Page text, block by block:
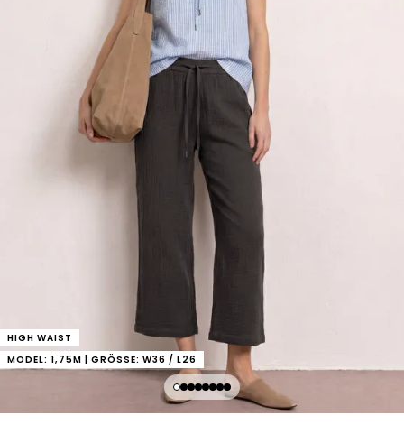
HIGH WAIST
MODEL: 1,75M | GRÖSSE: W36 / L26